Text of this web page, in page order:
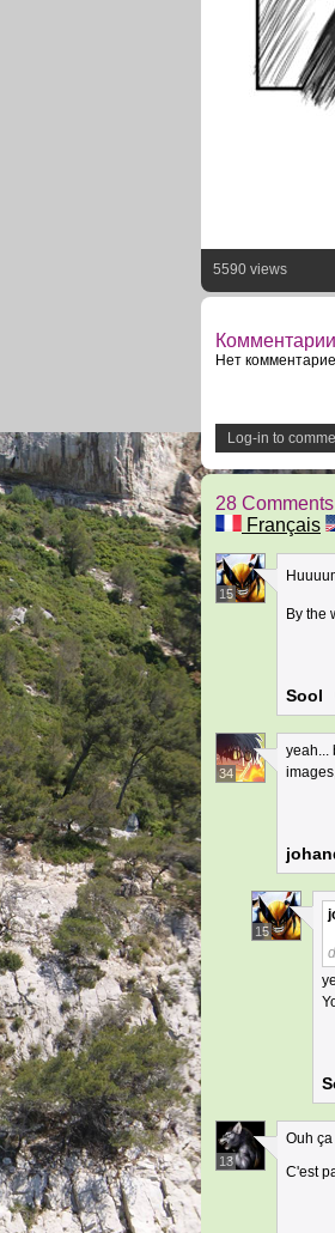
5590 views
Комментарии
Нет
Log-in to
28
Français
15
By the
Sool
34
yeah...
15
13
Ouh
C'est